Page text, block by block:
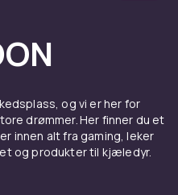
og vi er her for
drømmer. Her finner du et
innen alt fra gaming, leker
og produkter til kjæledyr.